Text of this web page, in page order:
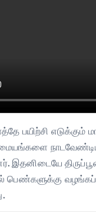
பயிற்சி எடுக்கும்
மையங்களை
இதனிடையே